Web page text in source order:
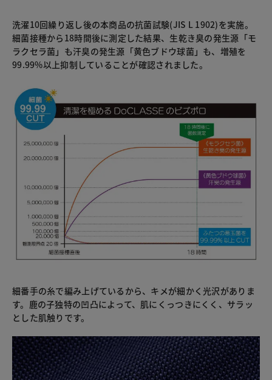
洗濯10回繰り返し後の本商品の抗菌試験(JIS L 1902)を実施。
細菌接種から18時間後に測定した結果、生乾き臭の発生源「モ
ラクセラ菌」も汗臭の発生源「黄色ブドウ球菌」も、増殖を
99.99%以上抑制していることが確認されました。
細番手の糸で編み上げているから、キメが細かく光沢がありま
す。鹿の子独特の凹凸によって、肌にくっつきにくく、サラッ
とした肌触りです。